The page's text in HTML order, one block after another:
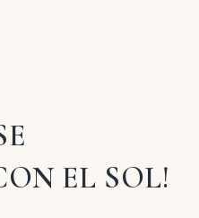
EL SOL!